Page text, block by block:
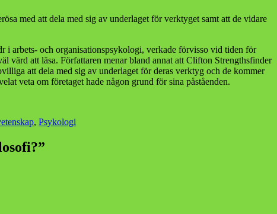
med att dela med sig av underlaget för verktyget samt att de vidare
i arbets- och organisationspsykologi, verkade förvisso vid tiden för
värd att läsa. Författaren menar bland annat att Clifton Strengthsfinder
att dela med sig av underlaget för deras verktyg och de kommer
veta om företaget hade någon grund för sina påståenden.
, Psykologi